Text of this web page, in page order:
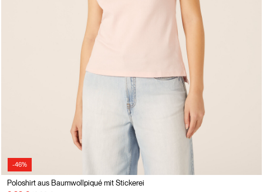
-46%
Poloshirt aus Baumwollpiqué mit Stickerei